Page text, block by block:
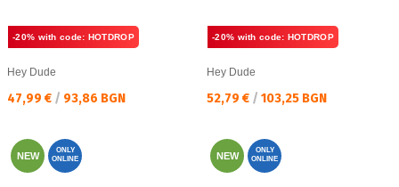
-20% with code: HOTDROP
Hey Dude
Текуща цена:
47,99 € / 93,86 BGN
-20% with code: HOTDROP
Hey Dude
Текуща цена:
52,79 € / 103,25 BGN
NEW
ONLY
ONLINE
NEW
ONLY
ONLINE